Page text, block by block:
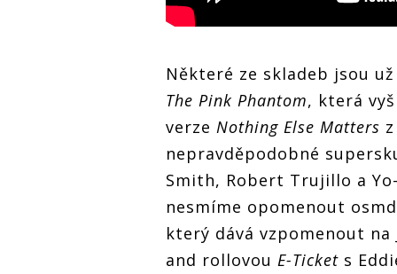
Některé ze skladeb jsou
The Pink Phantom, která
verze Nothing Else Matters
nepravděpodobné
Smith, Robert Trujillo a
nesmíme opomenout
který dává vzpomenout
and rollovou E-Ticket s